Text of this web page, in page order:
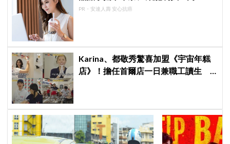
PR・安達人壽 安心抗癌
Karina、都敬秀驚喜加盟《宇宙年糕
店》！擔任首爾店一日兼職工讀生